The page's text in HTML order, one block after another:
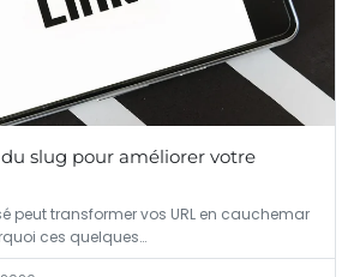
slug pour améliorer votre
peut transformer vos URL en cauchemar
ces quelques…